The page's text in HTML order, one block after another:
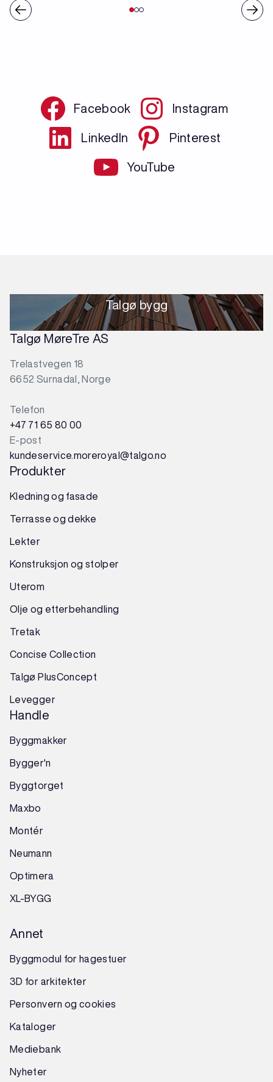
Facebook Instagram
LinkedIn Pinterest
YouTube
Talgø bygg
Talgø MøreTre AS
Trelastvegen 18
6652 Surnadal, Norge
Telefon
+47 71 65 80 00
E-post
kundeservice.moreroyal@talgo.no
Produkter
Kledning og fasade
Terrasse og dekke
Lekter
Konstruksjon og stolper
Uterom
Olje og etterbehandling
Tretak
Concise Collection
Talgø PlusConcept
Levegger
Handle
Byggmakker
Bygger'n
Byggtorget
Maxbo
Montér
Neumann
Optimera
XL-BYGG
Annet
Byggmodul for hagestuer
3D for arkitekter
Personvern og cookies
Kataloger
Mediebank
Nyheter